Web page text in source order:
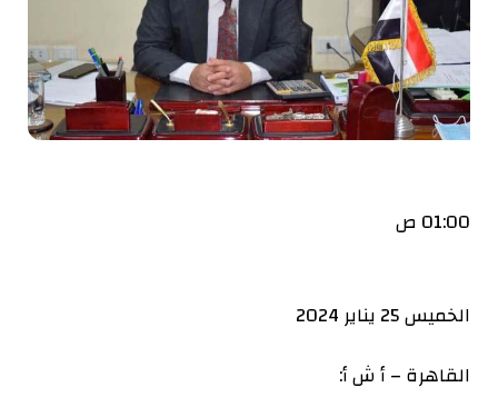
01:00 ص
الخميس 25 يناير 2024
القاهرة – أ ش أ: